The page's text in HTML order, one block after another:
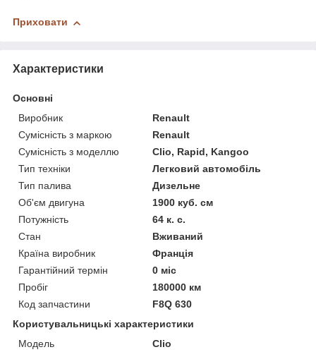
Приховати
Характеристики
Основні
Виробник
Renault
Сумісність з маркою
Renault
Сумісність з моделлю
Clio, Rapid, Kangoo
Тип техніки
Легковий автомобіль
Тип палива
Дизельне
Об'єм двигуна
1900 куб. см
Потужність
64 к. с.
Стан
Вживаний
Країна виробник
Франція
Гарантійний термін
0 міс
Пробіг
180000 км
Код запчастини
F8Q 630
Користувальницькі характеристики
Модель
Clio